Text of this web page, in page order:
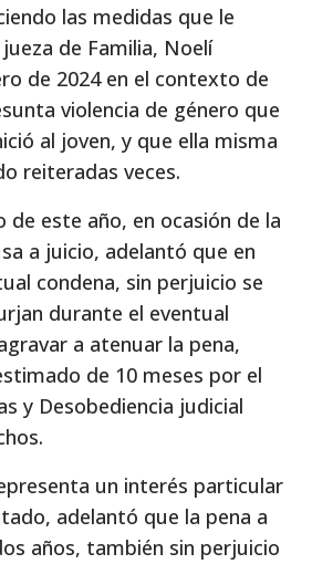
las medidas que le
de Familia, Noelí
de 2024 en el contexto de
violencia de género que
al joven, y que ella misma
reiteradas veces.
de este año, en ocasión de la
a juicio, adelantó que en
condena, sin perjuicio se
durante el eventual
a atenuar la pena,
de 10 meses por el
y Desobediencia judicial
un interés particular
adelantó que la pena a
años, también sin perjuicio